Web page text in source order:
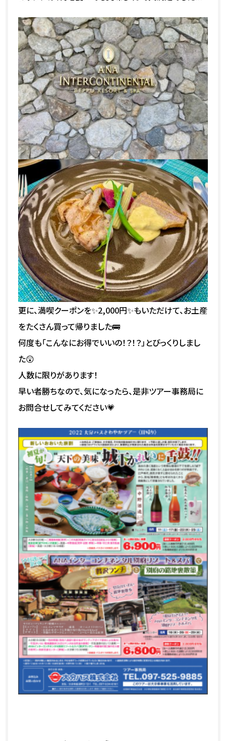
更に、満喫クーポンを✨2,000円✨もいただけて、お土産
をたくさん買って帰りました🚌
何度も「こんなにお得でいいの！？！？」とびっくりしまし
た😲
人数に限りがあります！
早い者勝ちなので、気になったら、是非ツアー事務局に
お問合せしてみてください💗